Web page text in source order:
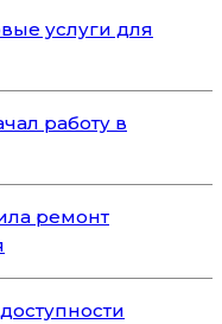
услуги для
работу в
ремонт